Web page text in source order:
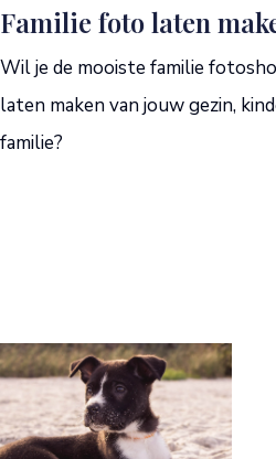
Familie foto laten
Wil je de mooiste familie
laten maken van jouw gezin,
familie?